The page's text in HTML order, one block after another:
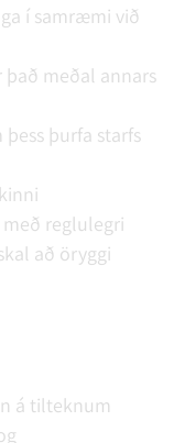
í samræmi við
það meðal annars
þurfa starfs
reglulegri
að öryggi
á tilteknum